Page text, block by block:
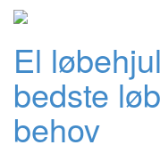
El
bedste
behov